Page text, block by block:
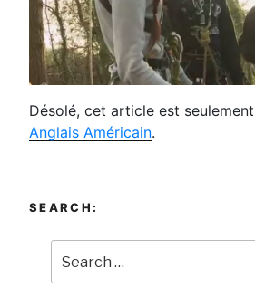
Désolé, cet article est
Anglais Américain.
SEARCH: